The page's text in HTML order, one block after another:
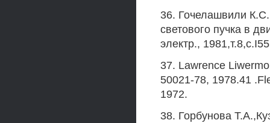
36. Гочелашвили
светового пучка в
электр.,
37. Lawrence
50021-78, 1978.41
1972.
38. Горбунова